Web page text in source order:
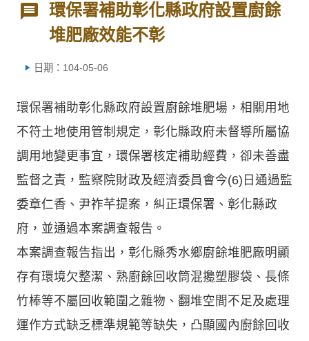
環保署補助彰化縣政府設置廚餘
堆肥廠效能不彰
日期：104-05-06
環保署補助彰化縣政府設置廚餘堆肥場，相關用地
不符土地使用管制規定，彰化縣政府未督導所屬協
調用地變更事宜，環保署核定補助經費，卻未善盡
監督之責，監察院財政及經濟委員會今(6)日通過監
委章仁香、尹祚芊提案，糾正環保署、彰化縣政
府，並通過本案調查報告。
本案調查報告指出，彰化縣秀水鄉廚餘堆肥廠明顯
存有環境欠整潔、熟廚餘回收筒混攙塑膠袋、長條
竹棒等不屬回收範圍之雜物、翻堆空間不足及處理
運作方式缺乏標準規範等缺失，凸顯國內廚餘回收